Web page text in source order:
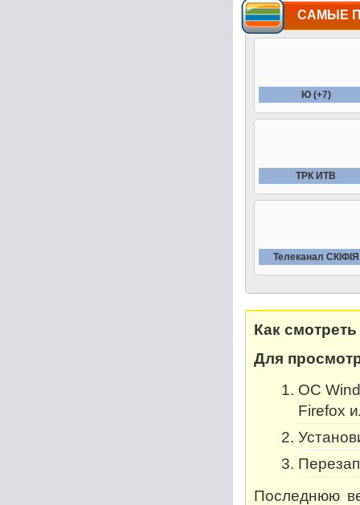
САМЫЕ
Ю (+7)
ТРК ИТВ
Телеканал СКIФIЯ
Как
Для
OC
Firefox
Последнюю